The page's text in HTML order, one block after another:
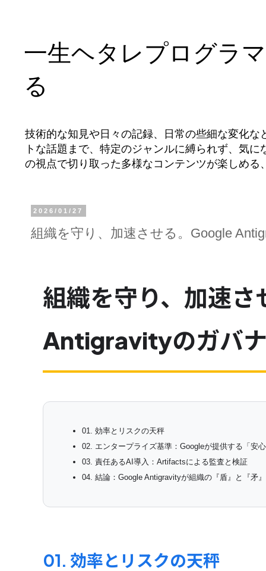
一生ヘタレプログラ
る
技術的な知見や日々の記録、日常の些細な変化
トな話題まで、特定のジャンルに縛られず、気
の視点で切り取った多様なコンテンツが楽しめ
2026/01/27
組織を守り、加速させる。Google
組織を守り、加速
Antigravityのガバ
01. 効率とリスクの天秤
02. エンタープライズ基準：Googleが提供する「安
03. 責任あるAI導入：Artifactsによる監査と検証
04. 結論：Google Antigravityが組織の『盾』と『矛
01. 効率とリスクの天秤